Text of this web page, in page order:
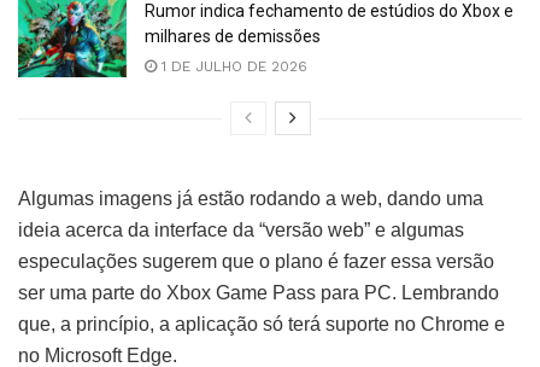
Rumor indica fechamento de estúdios do Xbox e
milhares de demissões
1 DE JULHO DE 2026
Algumas imagens já estão rodando a web, dando uma
ideia acerca da interface da “versão web” e algumas
especulações sugerem que o plano é fazer essa versão
ser uma parte do Xbox Game Pass para PC. Lembrando
que, a princípio, a aplicação só terá suporte no Chrome e
no Microsoft Edge.